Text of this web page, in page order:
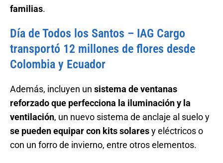
familias.
Día de Todos los Santos – IAG Cargo
transportó 12 millones de flores desde
Colombia y Ecuador
Además, incluyen un sistema de ventanas
reforzado que perfecciona la iluminación y la
ventilación, un nuevo sistema de anclaje al suelo y
se pueden equipar con kits solaresy eléctricos o
con un forro de invierno, entre otros elementos.